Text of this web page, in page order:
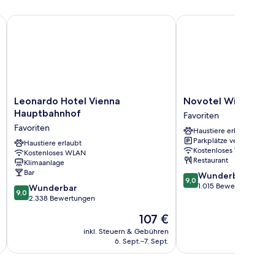
Leonardo
Hotel
Vienna
Hauptbahnhof
Favoriten
Leonardo Hotel Vienna
Hauptbahnhof
Favoriten
Haustiere erlaubt
Kostenloses WLAN
Klimaanlage
Bar
9.0
von
9,0 Wunderbar
2.338 Bewertungen
Der
Preis
beträgt
107 €
inkl. Steuern & Gebühren
6. Sept.–7. Sept.
Leonardo Hotel Vienna Hauptbahnhof
Novotel
Wien
Hauptbahnhof
Favoriten
Novotel Wien
Favoriten
Haustiere erlaubt
Parkplätze verfügbar
Kostenloses WLAN
Restaurant
9.0
von
9,0 Wunderbar
1.015 Bewertungen
Novotel Wien